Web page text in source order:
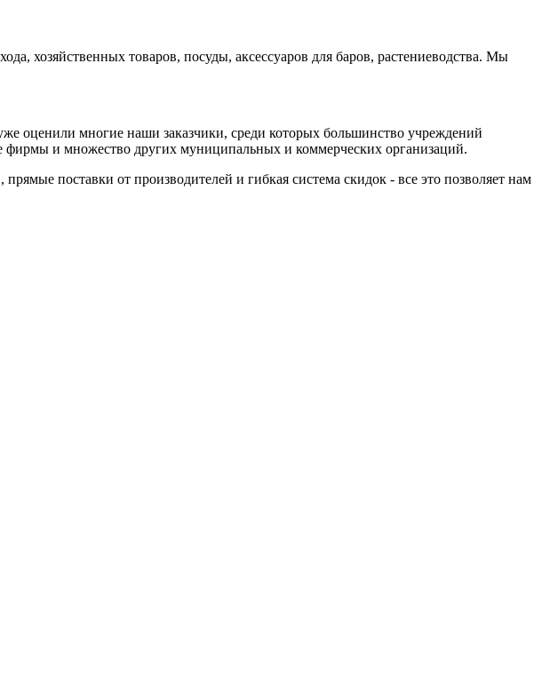
хозяйственных товаров, посуды, аксессуаров для баров, растениеводства. Мы
оценили многие наши заказчики, среди которых большинство учреждений
фирмы и множество других муниципальных и коммерческих организаций.
поставки от производителей и гибкая система скидок - все это позволяет нам